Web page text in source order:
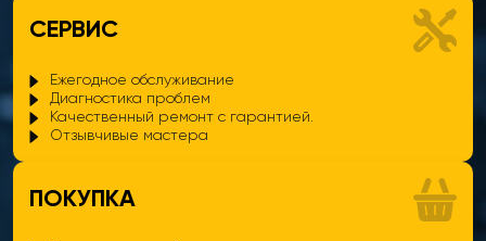
СЕРВИС
Ежегодное обслуживание
Диагностика проблем
Качественный ремонт с гарантией.
Отзывчивые мастера
ПОКУПКА